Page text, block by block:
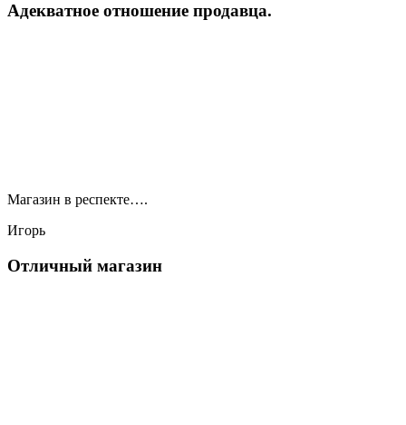
Адекватное отношение продавца.
Магазин в респекте….
Игорь
Отличный магазин